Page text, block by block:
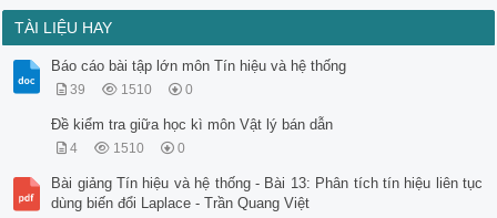
TÀI LIỆU HAY
Báo cáo bài tập lớn môn Tín hiệu và hệ thống
39 1510 0
Đề kiểm tra giữa học kì môn Vật lý bán dẫn
4 1510 0
Bài giảng Tín hiệu và hệ thống - Bài 13: Phân tích tín hiệu liên tục
dùng biến đổi Laplace - Trần Quang Việt